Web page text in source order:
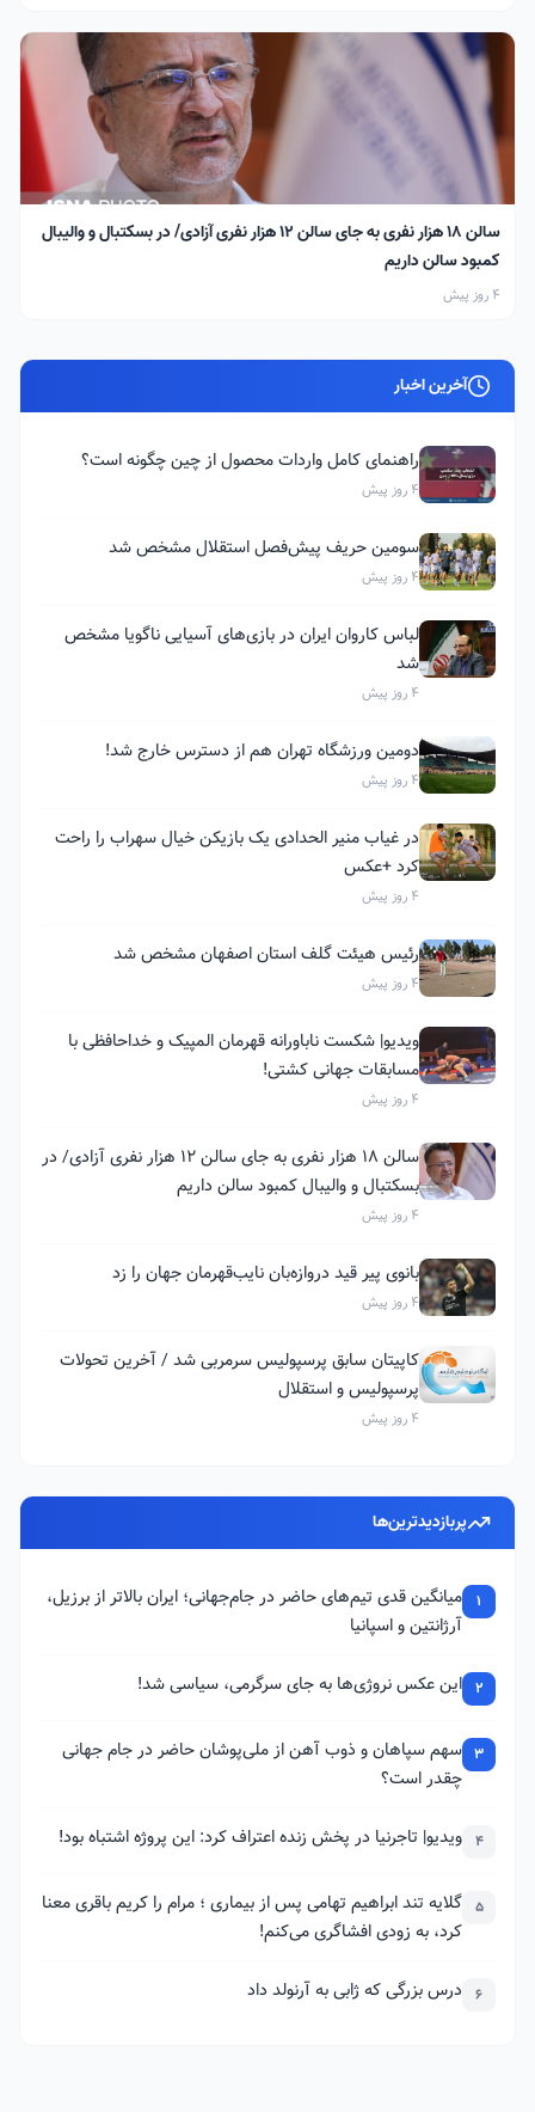
سالن ۱۸ هزار نفری به جای سالن ۱۲ هزار نفری آزادی/ در بسکتبال و والیبال
کمبود سالن داریم
4 روز پیش
آخرین اخبار
راهنمای کامل واردات محصول از چین چگونه است؟
4 روز پیش
سومین حریف پیش‌فصل استقلال مشخص شد
4 روز پیش
لباس کاروان ایران در بازی‌های آسیایی ناگویا مشخص
شد
4 روز پیش
دومین ورزشگاه تهران هم از دسترس خارج شد!
4 روز پیش
در غیاب منیر الحدادی یک بازیکن خیال سهراب را راحت
کرد +عکس
4 روز پیش
رئیس هیئت گلف استان اصفهان مشخص شد
4 روز پیش
ویدیو| شکست ناباورانه قهرمان المپیک و خداحافظی با
مسابقات جهانی کشتی!
4 روز پیش
سالن ۱۸ هزار نفری به جای سالن ۱۲ هزار نفری آزادی/ در
بسکتبال و والیبال کمبود سالن داریم
4 روز پیش
بانوی پیر قید دروازه‌بان نایب‌قهرمان جهان را زد
4 روز پیش
کاپیتان سابق پرسپولیس سرمربی شد / آخرین تحولات
پرسپولیس و استقلال
4 روز پیش
پربازدیدترین‌ها
1
میانگین قدی تیم‌های حاضر در جام‌جهانی؛ ایران بالاتر از برزیل،
آرژانتین و اسپانیا
2 این عکس نروژی‌ها به جای سرگرمی، سیاسی شد!
3 سهم سپاهان و ذوب آهن از ملی‌پوشان حاضر در جام جهانی
چقدر است؟
4 ویدیو| تاجرنیا در پخش زنده اعتراف کرد: این پروژه اشتباه بود!
5 گلایه تند ابراهیم تهامی پس از بیماری ؛ مرام را کریم باقری معنا
کرد، به زودی افشاگری می‌کنم!
6 درس بزرگی که ژابی به آرنولد داد